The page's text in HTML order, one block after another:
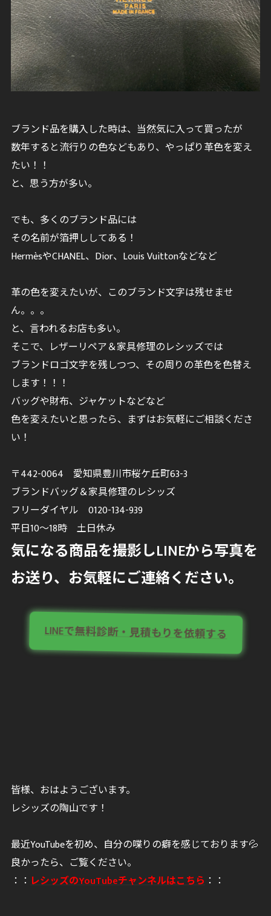
ブランド品を購入した時は、当然気に入って買ったが
数年すると流行りの色などもあり、やっぱり革色を変え
たい！！
と、思う方が多い。
でも、多くのブランド品には
その名前が箔押ししてある！
HermèsやCHANEL、Dior、Louis Vuittonなどなど
革の色を変えたいが、このブランド文字は残せませ
ん。。。
と、言われるお店も多い。
そこで、レザーリペア＆家具修理のレシッズでは
ブランドロゴ文字を残しつつ、その周りの革色を色替え
します！！！
バッグや財布、ジャケットなどなど
色を変えたいと思ったら、まずはお気軽にご相談くださ
い！
〒442-0064 愛知県豊川市桜ケ丘町63-3
ブランドバッグ＆家具修理のレシッズ
フリーダイヤル 0120-134-939
平日10～18時 土日休み
気になる商品を撮影しLINEから写真を
お送り、お気軽にご連絡ください。
LINEで無料診断・見積もりを依頼する
皆様、おはようございます。
レシッズの陶山です！
最近YouTubeを初め、自分の喋りの癖を感じております💦
良かったら、ご覧ください。
：： レシッズのYouTubeチャンネルはこちら ：：